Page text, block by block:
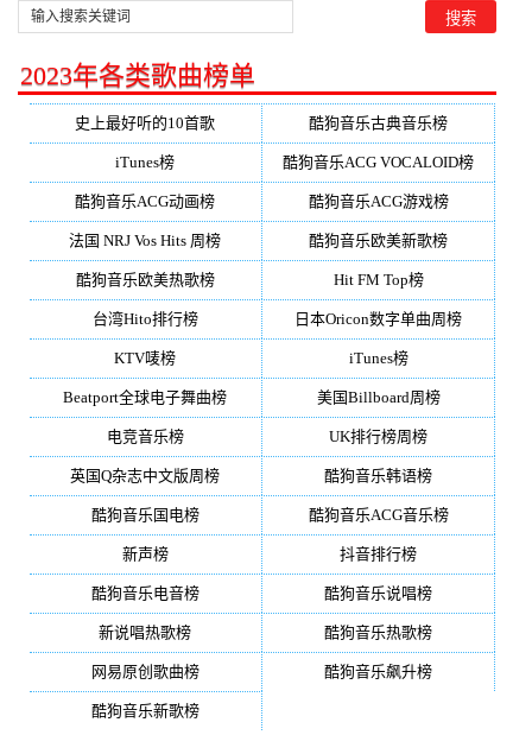
2023年各类歌曲榜单
史上最好听的10首歌 酷狗音乐古典音乐榜
iTunes榜 酷狗音乐ACG VOCALOID榜
酷狗音乐ACG动画榜 酷狗音乐ACG游戏榜
法国 NRJ Vos Hits 周榜 酷狗音乐欧美新歌榜
酷狗音乐欧美热歌榜 Hit FM Top榜
台湾Hito排行榜 日本Oricon数字单曲周榜
KTV唛榜 iTunes榜
Beatport全球电子舞曲榜 美国Billboard周榜
电竞音乐榜 UK排行榜周榜
英国Q杂志中文版周榜 酷狗音乐韩语榜
酷狗音乐国电榜 酷狗音乐ACG音乐榜
新声榜 抖音排行榜
酷狗音乐电音榜 酷狗音乐说唱榜
新说唱热歌榜 酷狗音乐热歌榜
网易原创歌曲榜 酷狗音乐飙升榜
酷狗音乐新歌榜